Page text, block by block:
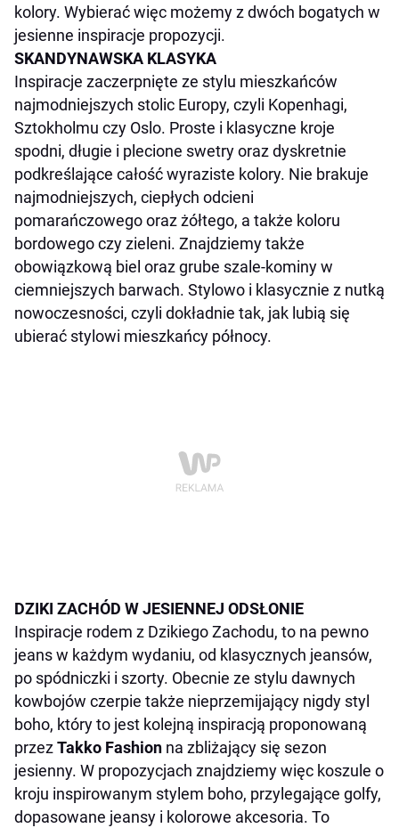
kolory. Wybierać więc możemy z dwóch bogatych w
jesienne inspiracje propozycji.
SKANDYNAWSKA KLASYKA
Inspiracje zaczerpnięte ze stylu mieszkańców
najmodniejszych stolic Europy, czyli Kopenhagi,
Sztokholmu czy Oslo. Proste i klasyczne kroje
spodni, długie i plecione swetry oraz dyskretnie
podkreślające całość wyraziste kolory. Nie brakuje
najmodniejszych, ciepłych odcieni
pomarańczowego oraz żółtego, a także koloru
bordowego czy zieleni. Znajdziemy także
obowiązkową biel oraz grube szale-kominy w
ciemniejszych barwach. Stylowo i klasycznie z nutką
nowoczesności, czyli dokładnie tak, jak lubią się
ubierać stylowi mieszkańcy północy.
DZIKI ZACHÓD W JESIENNEJ ODSŁONIE
Inspiracje rodem z Dzikiego Zachodu, to na pewno
jeans w każdym wydaniu, od klasycznych jeansów,
po spódniczki i szorty. Obecnie ze stylu dawnych
kowbojów czerpie także nieprzemijający nigdy styl
boho, który to jest kolejną inspiracją proponowaną
przezTakko Fashion na zbliżający się sezon
jesienny. W propozycjach znajdziemy więc koszule o
kroju inspirowanym stylem boho, przylegające golfy,
dopasowane jeansy i kolorowe akcesoria. To